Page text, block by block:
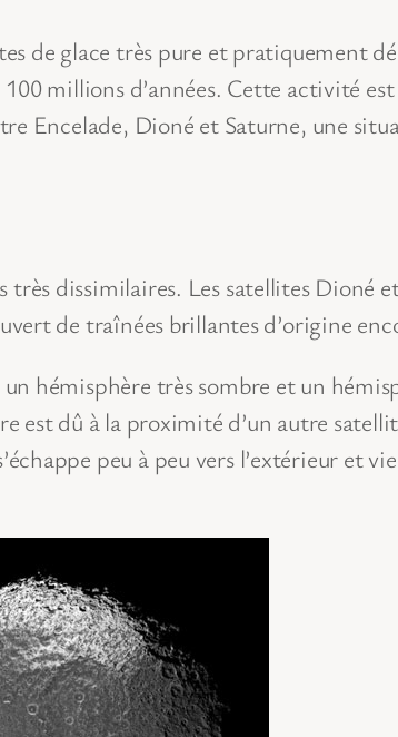
de glace très pure et pratiquement
millions d’années. Cette activité
Encelade, Dioné et Saturne, une
dissimilaires. Les satellites Dioné
de traînées brillantes d’origine
hémisphère très sombre et un
est dû à la proximité d’un autre
peu à peu vers l’extérieur et